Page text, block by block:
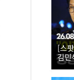
[스
김민
당대